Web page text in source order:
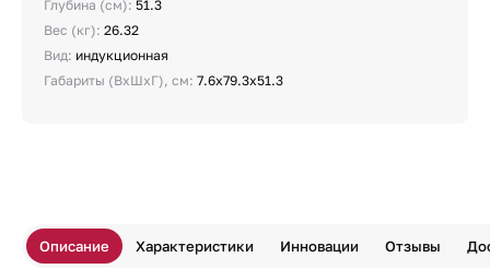
Глубина (см): 51.3
Вес (кг): 26.32
Вид: индукционная
Габариты (ВхШхГ), см: 7.6х79.3х51.3
Описание Характеристики Инновации Отзывы